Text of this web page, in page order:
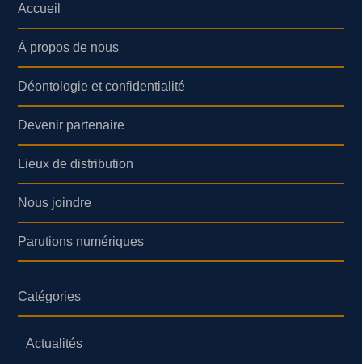
Accueil
À propos de nous
Déontologie et confidentialité
Devenir partenaire
Lieux de distribution
Nous joindre
Parutions numériques
Catégories
Actualités